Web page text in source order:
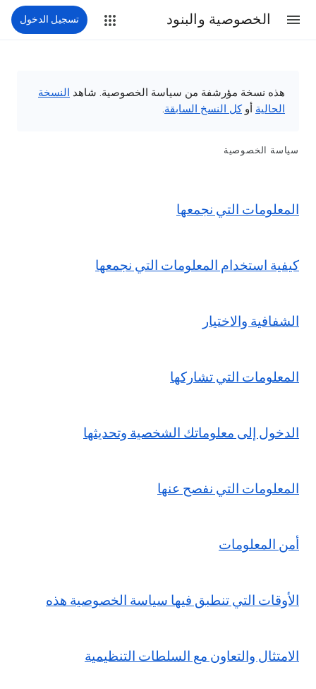
الخصوصية والبنود تسجيل الدخول
هذه نسخة مؤرشفة من سياسة الخصوصية. شاهد النسخة
الحالية أوكل النسخ السابقة.
سياسة الخصوصية
المعلومات التي نجمعها
كيفية استخدام المعلومات التي نجمعها
الشفافية والاختيار
المعلومات التي تشاركها
الدخول إلى معلوماتك الشخصية وتحديثها
المعلومات التي نفصح عنها
أمن المعلومات
الأوقات التي تنطبق فيها سياسة الخصوصية هذه
الامتثال والتعاون مع السلطات التنظيمية